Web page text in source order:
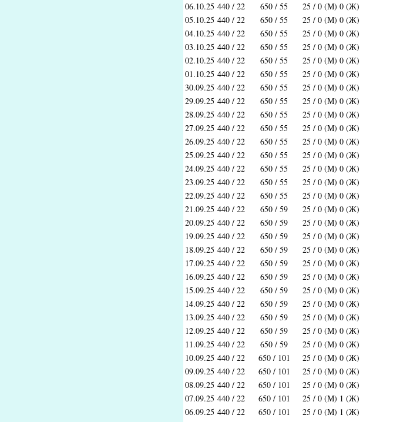
06.10.25 440 / 22 650 / 55
25 / 0 (М) 0 (Ж)
05.10.25 440 / 22 650 / 55
25 / 0 (М) 0 (Ж)
04.10.25 440 / 22 650 / 55
25 / 0 (М) 0 (Ж)
03.10.25 440 / 22 650 / 55
25 / 0 (М) 0 (Ж)
02.10.25 440 / 22 650 / 55
25 / 0 (М) 0 (Ж)
01.10.25 440 / 22 650 / 55
25 / 0 (М) 0 (Ж)
30.09.25 440 / 22 650 / 55
25 / 0 (М) 0 (Ж)
29.09.25 440 / 22 650 / 55
25 / 0 (М) 0 (Ж)
28.09.25 440 / 22 650 / 55
25 / 0 (М) 0 (Ж)
27.09.25 440 / 22 650 / 55
25 / 0 (М) 0 (Ж)
26.09.25 440 / 22 650 / 55
25 / 0 (М) 0 (Ж)
25.09.25 440 / 22 650 / 55
25 / 0 (М) 0 (Ж)
24.09.25 440 / 22 650 / 55
25 / 0 (М) 0 (Ж)
23.09.25 440 / 22 650 / 55
25 / 0 (М) 0 (Ж)
22.09.25 440 / 22 650 / 55
25 / 0 (М) 0 (Ж)
21.09.25 440 / 22 650 / 59
25 / 0 (М) 0 (Ж)
20.09.25 440 / 22 650 / 59
25 / 0 (М) 0 (Ж)
19.09.25 440 / 22 650 / 59
25 / 0 (М) 0 (Ж)
18.09.25 440 / 22 650 / 59
25 / 0 (М) 0 (Ж)
17.09.25 440 / 22 650 / 59
25 / 0 (М) 0 (Ж)
16.09.25 440 / 22 650 / 59
25 / 0 (М) 0 (Ж)
15.09.25 440 / 22 650 / 59
25 / 0 (М) 0 (Ж)
14.09.25 440 / 22 650 / 59
25 / 0 (М) 0 (Ж)
13.09.25 440 / 22 650 / 59
25 / 0 (М) 0 (Ж)
12.09.25 440 / 22 650 / 59
25 / 0 (М) 0 (Ж)
11.09.25 440 / 22 650 / 59
25 / 0 (М) 0 (Ж)
10.09.25 440 / 22 650 / 101
25 / 0 (М) 0 (Ж)
09.09.25 440 / 22 650 / 101
25 / 0 (М) 0 (Ж)
08.09.25 440 / 22 650 / 101
25 / 0 (М) 0 (Ж)
07.09.25 440 / 22 650 / 101
25 / 0 (М) 1 (Ж)
06.09.25 440 / 22 650 / 101
25 / 0 (М) 1 (Ж)